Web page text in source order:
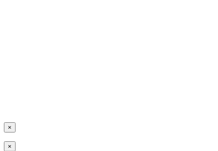
×
×